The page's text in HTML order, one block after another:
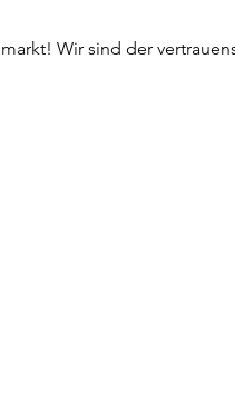
Wir sind der